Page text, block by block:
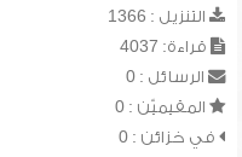
التنزيل : 1366
قراءة: 4037
الرسائل : 0
المقيميّن : 0
في خزائن : 0